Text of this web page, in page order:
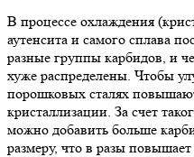
В процессе охлаждения
аутенсита и самого сплава
разные группы карбидов, и
хуже распределены. Чтобы
порошковых сталях
кристаллизации. За счет
можно добавить больше
размеру, что в разы повышает